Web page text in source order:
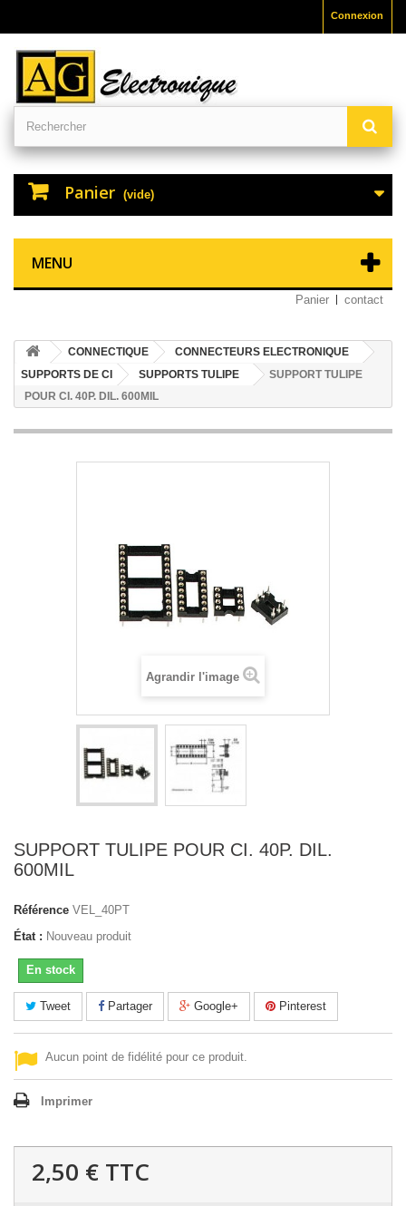
Connexion
Panier (vide)
MENU
Panier contact
CONNECTIQUE
CONNECTEURS ELECTRONIQUE
SUPPORTS DE CI
SUPPORTS TULIPE
SUPPORT TULIPE
POUR CI. 40P. DIL. 600MIL
Agrandir l'image
SUPPORT TULIPE POUR CI. 40P. DIL.
600MIL
Référence VEL_40PT
État : Nouveau produit
En stock
Tweet Partager Google+ Pinterest
Aucun point de fidélité pour ce produit.
Imprimer
2,50 € TTC